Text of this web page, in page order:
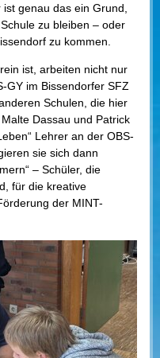
genau das ein Grund,
zu bleiben – oder
zu kommen.
ist, arbeiten nicht nur
GY im Bissendorfer SFZ
Schulen, die hier
Dassau und Patrick
Lehrer an der OBS-
sie sich dann
– Schüler, die
für die kreative
der MINT-